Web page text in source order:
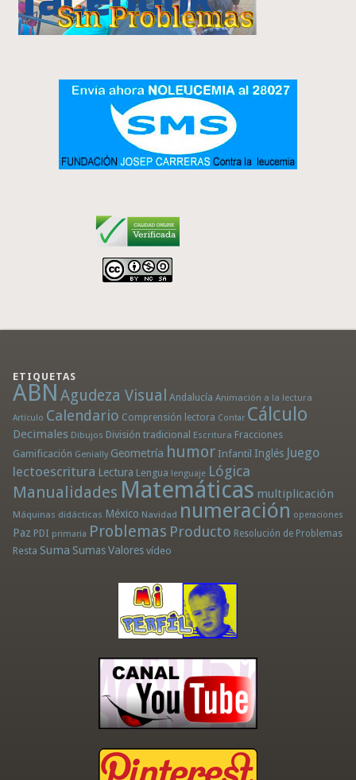
ETIQUETAS
ABN Agudeza Visual Andalucía Animación a la lectura
Artículo Calendario Comprensión lectora Contar Cálculo
Decimales Dibujos División tradicional Escritura Fracciones
Gamificación Genially Geometría humor Infantil Inglés Juego
lectoescritura Lectura Lengua lenguaje Lógica
Manualidades Matemáticas multiplicación
Máquinas didácticas México Navidad numeración operaciones
Paz PDI primaria Problemas Producto Resolución de Problemas
Resta Suma Sumas Valores vídeo